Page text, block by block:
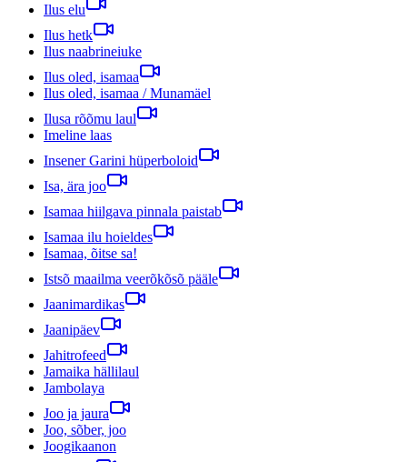
Ilus elu
Ilus hetk
Ilus naabrineiuke
Ilus oled, isamaa
Ilus oled, isamaa / Munamäel
Ilusa rõõmu laul
Imeline laas
Insener Garini hüperboloid
Isa, ära joo
Isamaa hiilgava pinnala paistab
Isamaa ilu hoieldes
Isamaa, õitse sa!
Istsõ maailma veerõkõsõ pääle
Jaanimardikas
Jaanipäev
Jahitrofeed
Jamaika hällilaul
Jambolaya
Joo ja jaura
Joo, sõber, joo
Joogikaanon